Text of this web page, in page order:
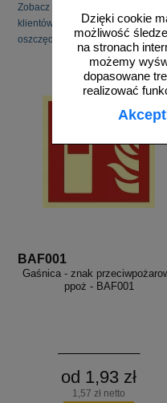
Dzięki cookie
możliwość
na stronach
możemy
dopasowane
realizować
Zobacz jakie inne produkty
klientów. Pamiętaj, że kupując
oszczędzić na kosztach
BAF001
Gaśnica - znak
ppoż - BAF001
od 1,93 zł
1,57 zł netto